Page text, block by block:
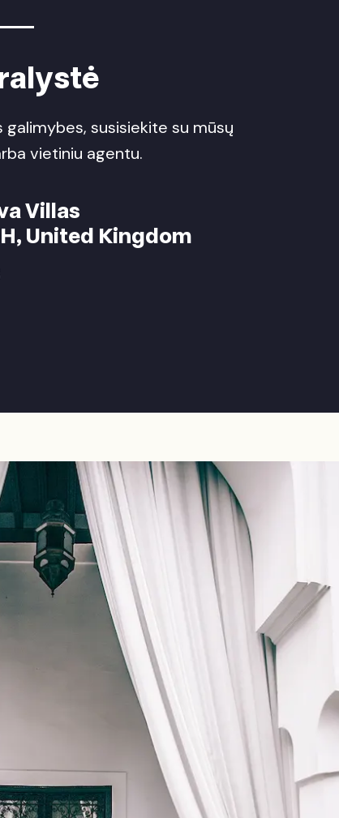
susisiekite su mūsų
vietiniu agentu.
Villas
United Kingdom